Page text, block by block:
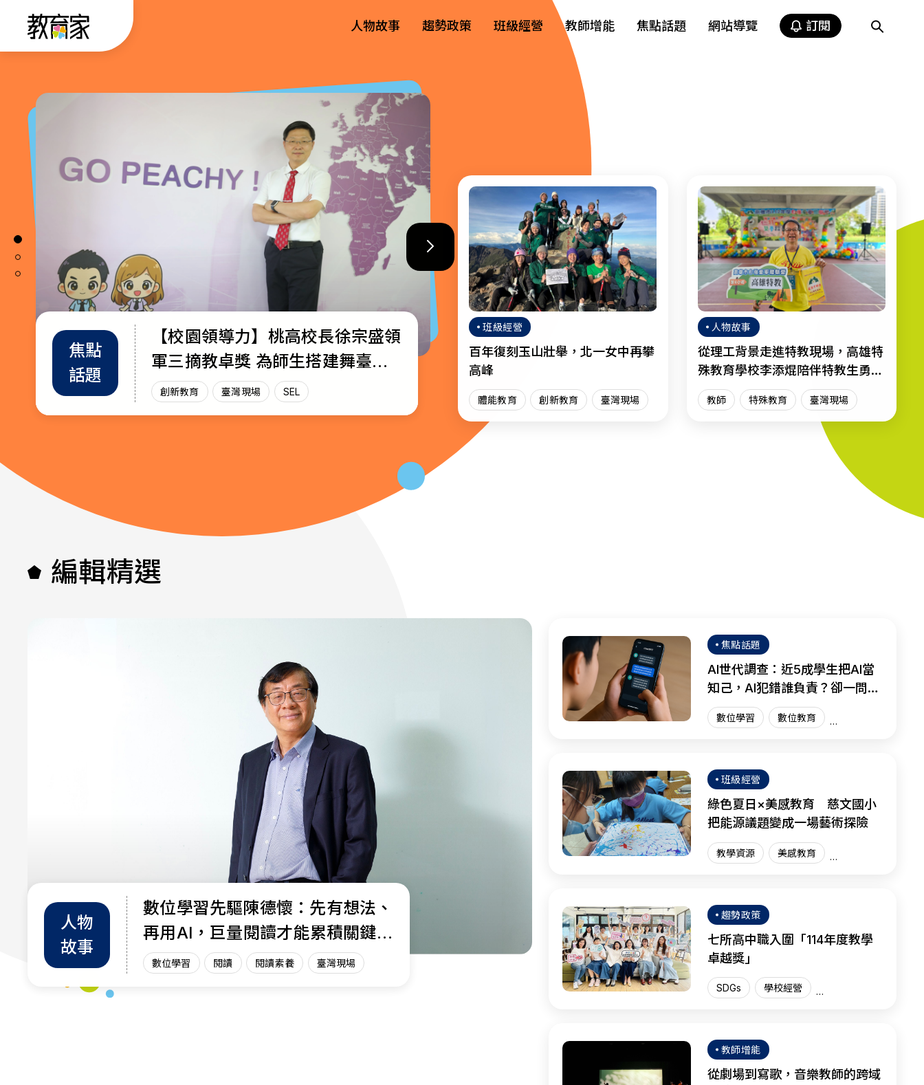
人物故事 趨勢政策 班級經營 教師增能 焦點話題 網站導覽 訂閱
焦點
話題
【校園領導力】桃高校長徐宗盛領
軍三摘教卓獎 為師生搭建舞臺綻
放光芒
創新教育 臺灣現場 SEL
教師
增能
教育部首辦「大專院校通識教育教
師交流工作坊」 共創AI與永續未
來課堂
創新教育 臺灣現場 AI教育
趨勢
政策
退而不休，無私奉獻─教育部公布
115年教育奉獻獎獲獎名單
教師 教育奉獻獎 臺灣現場
班級經營
百年復刻玉山壯舉，北一女中再攀
高峰
體能教育 創新教育 臺灣現場
人物故事
從理工背景走進特教現場，高雄特
殊教育學校李添焜陪伴特教生勇敢
迎向人生
教師 特殊教育 臺灣現場
編輯精選
人物
故事
數位學習先驅陳德懷：先有想法、
再用AI，巨量閱讀才能累積關鍵能
力數位學習 閱讀 閱讀素養 臺灣現場
焦點話題
AI世代調查：近5成學生把AI當
知己，AI犯錯誰負責？卻一問三
不知
數位學習 數位教育
班級經營
綠色夏日×美感教育 慈文國小
把能源議題變成一場藝術探險
教學資源 美感教育
趨勢政策
七所高中職入圍「114年度教學
卓越獎」
SDGs 學校經營
教師增能
從劇場到寫歌，音樂教師的跨域